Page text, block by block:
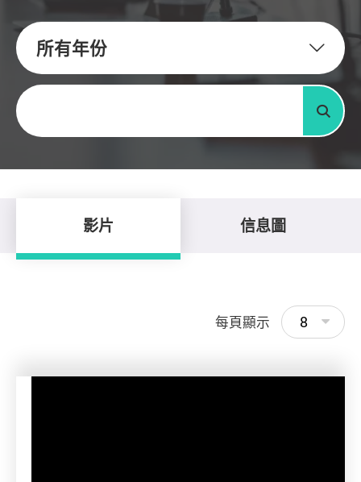
所有年份
關鍵字
搜尋
影片 信息圖
每頁顯示 8